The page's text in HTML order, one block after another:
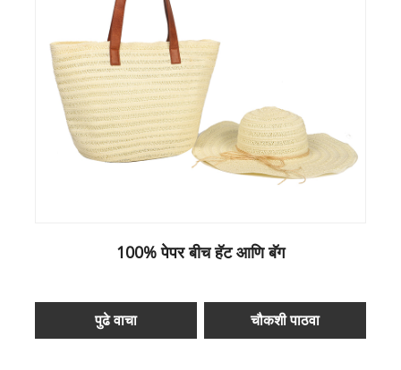
100% पेपर बीच हॅट आणि बॅग
पुढे वाचा चौकशी पाठवा